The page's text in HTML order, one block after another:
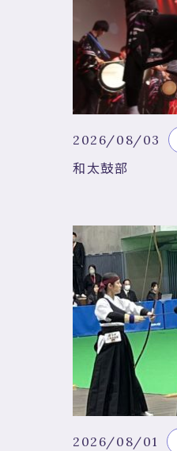
2026/08/03
和太鼓部
2026/08/01